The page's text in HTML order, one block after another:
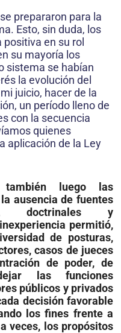
prepararon para la
Esto, sin duda, los
en su rol
su mayoría los
sistema se habían
la evolución del
juicio, hacer de la
un período lleno de
con la secuencia
quienes
aplicación de la Ley
también luego las
ausencia de fuentes
doctrinales y
permitió,
de posturas,
casos de jueces
de poder, de
las funciones
públicos y privados
decisión favorable
los fines frente a
veces, los propósitos